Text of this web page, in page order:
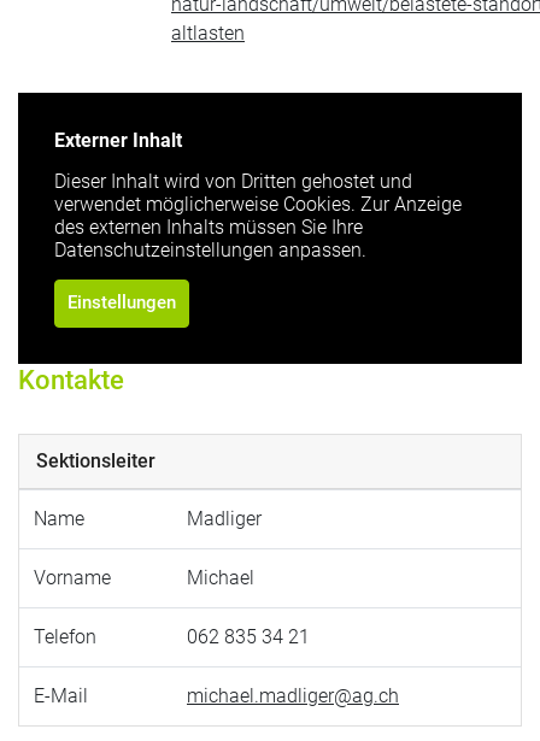
altlasten
Externer Inhalt
Dieser Inhalt wird von Dritten gehostet und
verwendet möglicherweise Cookies. Zur Anzeige
des externen Inhalts müssen Sie Ihre
Datenschutzeinstellungen anpassen.
Einstellungen
Kontakte
Sektionsleiter
Name Madliger
Vorname Michael
Telefon 062 835 34 21
E-Mail michael.madliger@ag.ch